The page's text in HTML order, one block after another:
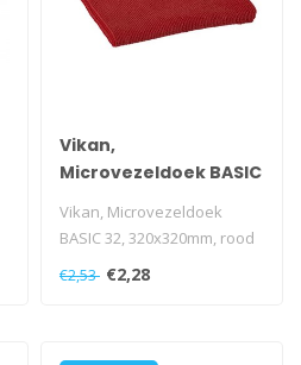
Vikan,
Microvezeldoek BASIC
32, 320x320mm, rood
Vikan, Microvezeldoek
BASIC 32, 320x320mm, rood
€2,53 €2,28